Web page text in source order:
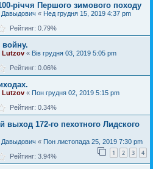
річчя Першого зимового походу
Давыдович « Нед грудня 15, 2019 4:37 pm
Рейтинг: 0.79%
Lutzov « Вів грудня 03, 2019 5:05 pm
Рейтинг: 0.06%
Lutzov « Пон грудня 02, 2019 5:15 pm
Рейтинг: 0.34%
выход 172-го пехотного Лидского
Давыдович « Пон листопада 25, 2019 7:30 pm
1 2 3 4
Рейтинг: 3.94%